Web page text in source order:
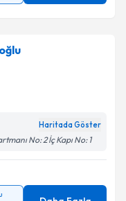
Haritada Göster
No: 2 İç Kapı No: 1